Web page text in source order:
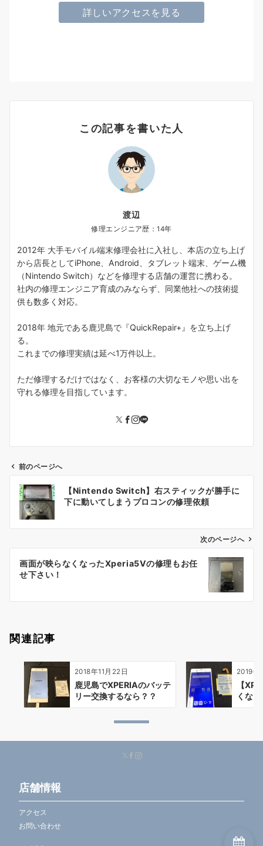
詳しいアクセスを見る
この記事を書いた人
渡辺
修理エンジニア歴：14年
2012年 大手モバイル端末修理会社に入社し、本店の立ち上げ
から店長としてiPhone、Android、タブレット端末、ゲーム機
（Nintendo Switch）などを修理する店舗の運営に携わる。
社内の修理エンジニア育成のみならず、同業他社への技術提
供も数多く対応。
2018年 地元である鹿児島で『QuickRepair+』を立ち上げ
る。
これまでの修理実績は延べ1万件以上。
ただ修理するだけではなく、お客様の大切なモノや思い出を
守れる修理を目指しています。
ビ
ン
前のページへ
【Nintendo Switch】右スティックが勝手に
下に動いてしまうプロコンの修理依頼
次のページへ
画面が映らなくなったXperia5Ⅴの修理もお任
せ下さい！
関連記事
2018年11月22日
鹿児島でXPERIAのバッテ
リー交換するなら？？
2019年
【
くな
店舗情報
アクセス
お問い合わせ